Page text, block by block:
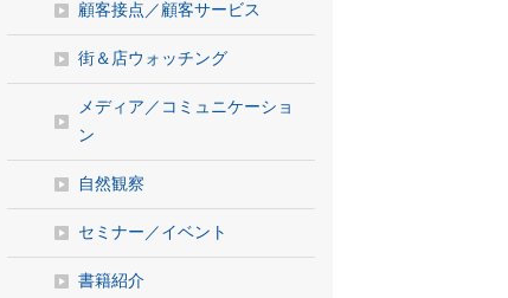
顧客接点／顧客サービス
街＆店ウォッチング
メディア／コミュニケーショ
ン
自然観察
セミナー／イベント
書籍紹介